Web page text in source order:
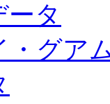
ータ
・グア